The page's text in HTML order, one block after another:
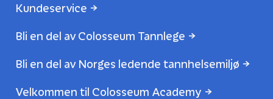
Kundeservice
Bli en del av Colosseum Tannlege
Bli en del av Norges ledende tannhelsemiljø
Velkommen til Colosseum Academy